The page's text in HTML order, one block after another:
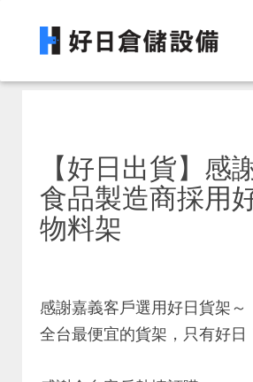
【好日出貨】感
食品製造商採用
物料架
感謝嘉義客戶選用好日貨架～
全台最便宜的貨架，只有好日